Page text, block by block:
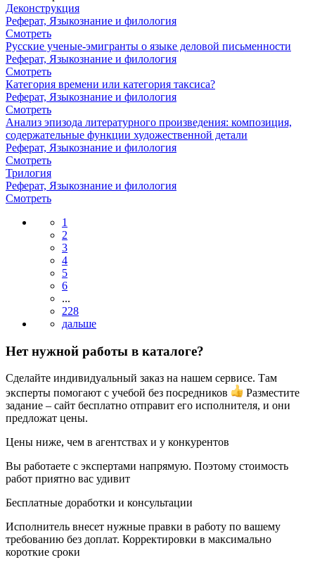
Деконструкция
Реферат, Языкознание и филология
Смотреть
Русские ученые-эмигранты о языке деловой письменности
Реферат, Языкознание и филология
Смотреть
Категория времени или категория таксиса?
Реферат, Языкознание и филология
Смотреть
Анализ эпизода литературного произведения: композиция,
содержательные функции художественной детали
Реферат, Языкознание и филология
Смотреть
Трилогия
Реферат, Языкознание и филология
Смотреть
1
2
3
4
5
6
...
228
Нет нужной работы в каталоге?
Сделайте индивидуальный заказ на нашем сервисе. Там
эксперты помогают с учебой без посредников
Разместите
задание – сайт бесплатно отправит его исполнителя, и они
предложат цены.
Цены ниже, чем в агентствах и у конкурентов
Вы работаете с экспертами напрямую. Поэтому стоимость
работ приятно вас удивит
Бесплатные доработки и консультации
Исполнитель внесет нужные правки в работу по вашему
требованию без доплат. Корректировки в максимально
короткие сроки